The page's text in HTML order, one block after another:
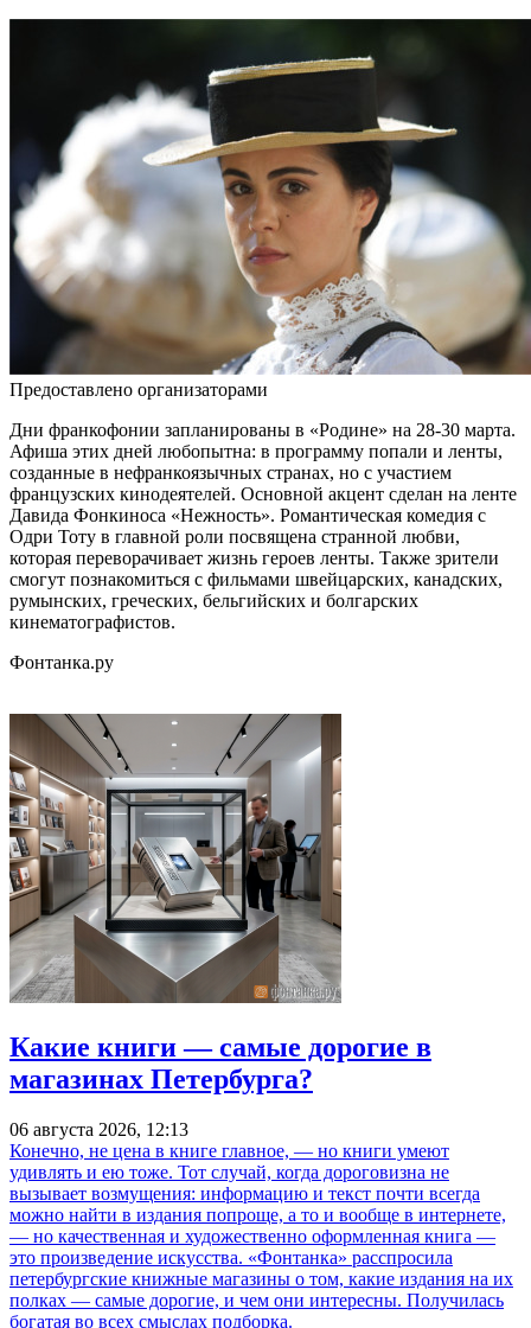
Предоставлено организаторами
Дни франкофонии запланированы в «Родине» на 28-30 марта.
Афиша этих дней любопытна: в программу попали и ленты,
созданные в нефранкоязычных странах, но с участием
французских кинодеятелей. Основной акцент сделан на ленте
Давида Фонкиноса «Нежность». Романтическая комедия с
Одри Тоту в главной роли посвящена странной любви,
которая переворачивает жизнь героев ленты. Также зрители
смогут познакомиться с фильмами швейцарских, канадских,
румынских, греческих, бельгийских и болгарских
кинематографистов.
Фонтанка.ру
Какие книги — самые дорогие в
магазинах Петербурга?
06 августа 2026, 12:13
Конечно, не цена в книге главное, — но книги умеют
удивлять и ею тоже. Тот случай, когда дороговизна не
вызывает возмущения: информацию и текст почти всегда
можно найти в издания попроще, а то и вообще в интернете,
— но качественная и художественно оформленная книга —
это произведение искусства. «Фонтанка» расспросила
петербургские книжные магазины о том, какие издания на их
полках — самые дорогие, и чем они интересны. Получилась
богатая во всех смыслах подборка.